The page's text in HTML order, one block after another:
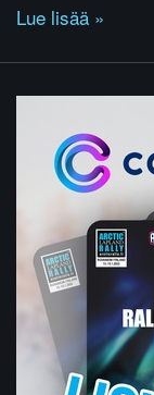
Lue lisää »